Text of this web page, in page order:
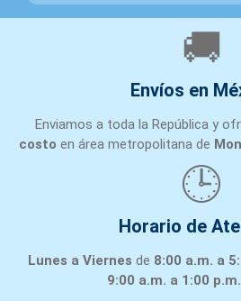
🚚
Envíos en
Enviamos a toda la República y
costo en área metropolitana de
🕒
Horario de
Lunes a Viernes de 8:00 a.m. a
9:00 a.m. a 1:00 p.m.